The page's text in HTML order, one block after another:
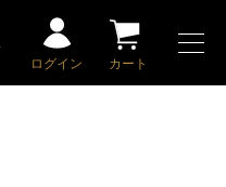
ログイン カート